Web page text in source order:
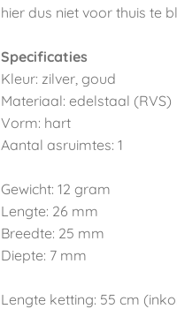
hier dus niet voor thuis te
Specificaties
Kleur: zilver, goud
Materiaal: edelstaal (RVS)
Vorm: hart
Aantal asruimtes: 1
Gewicht: 12 gram
Lengte: 26 mm
Breedte: 25 mm
Diepte: 7 mm
Lengte ketting: 55 cm